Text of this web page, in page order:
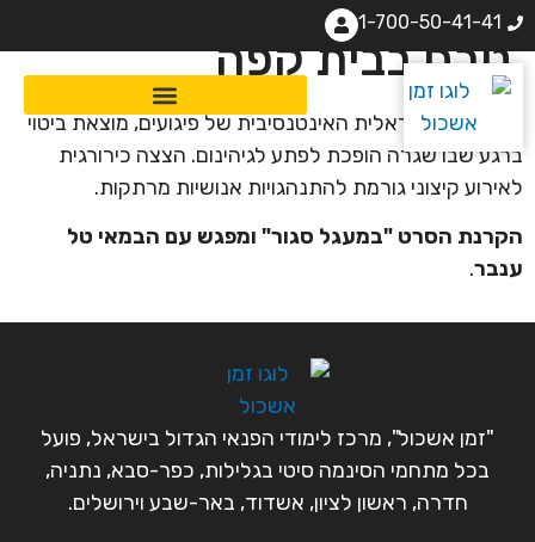
1-700-50-41-41
טבח בבית קפה
המציאות הישראלית האינטנסיבית של פיגועים, מוצאת ביטוי
ברגע שבו שגרה הופכת לפתע לגיהינום. הצצה כירורגית
לאירוע קיצוני גורמת להתנהגויות אנושיות מרתקות.
הקרנת הסרט "במעגל סגור" ומפגש עם הבמאי טל
ענבר.
"זמן אשכול", מרכז לימודי הפנאי הגדול בישראל, פועל
בכל מתחמי הסינמה סיטי בגלילות, כפר-סבא, נתניה,
חדרה, ראשון לציון, אשדוד, באר-שבע וירושלים.